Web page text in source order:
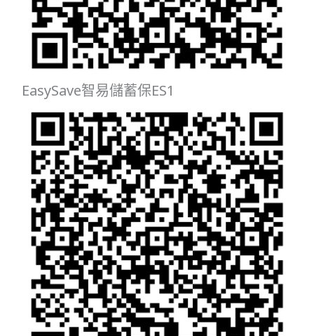
EasySave智易儲蓄保ES1